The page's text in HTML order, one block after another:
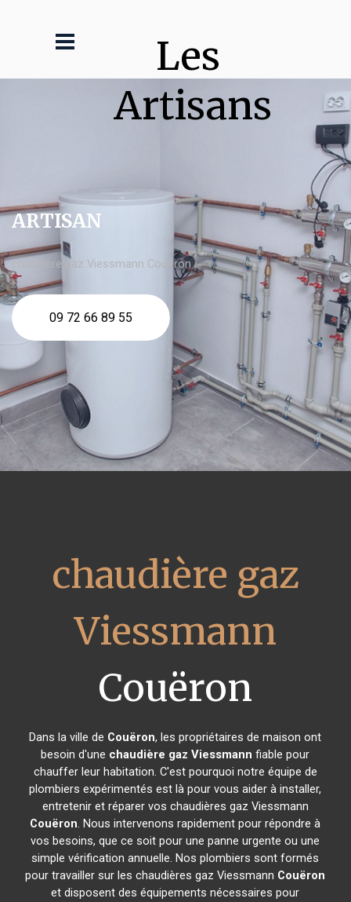
Les
Artisans
ARTISAN
chaudière gaz Viessmann Couëron
09 72 66 89 55
chaudière gaz
Viessmann
Couëron
Dans la ville de Couëron, les propriétaires de maison ont
besoin d'une chaudière gaz Viessmann fiable pour
chauffer leur habitation. C'est pourquoi notre équipe de
plombiers expérimentés est là pour vous aider à installer,
entretenir et réparer vos chaudières gaz Viessmann
Couëron. Nous intervenons rapidement pour répondre à
vos besoins, que ce soit pour une panne urgente ou une
simple vérification annuelle. Nos plombiers sont formés
pour travailler sur les chaudières gaz Viessmann Couëron
et disposent des équipements nécessaires pour